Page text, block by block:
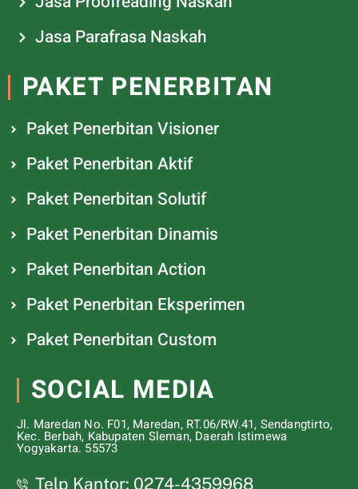
Jasa Parafrasa Naskah
PAKET PENERBITAN
Paket Penerbitan Visioner
Paket Penerbitan Aktif
Paket Penerbitan Solutif
Paket Penerbitan Dinamis
Paket Penerbitan Action
Paket Penerbitan Eksperimen
Paket Penerbitan Custom
SOCIAL MEDIA
Jl. Maredan No. F01, Maredan, RT.06/RW.41, Sendangtirto,
Kec. Berbah, Kabupaten Sleman, Daerah Istimewa
Yogyakarta. 55573
Telp Kantor: 0274-4359968